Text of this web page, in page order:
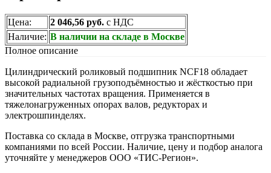
Цена: 2 046,56 руб. с НДС
Наличие: В наличии на складе в Москве
Полное описание
Цилиндрический роликовый подшипник NCF18 обладает
высокой радиальной грузоподъёмностью и жёсткостью при
значительных частотах вращения. Применяется в
тяжелонагруженных опорах валов, редукторах и
электрошпинделях.
Поставка со склада в Москве, отгрузка транспортными
компаниями по всей России. Наличие, цену и подбор аналога
уточняйте у менеджеров ООО «ТИС-Регион».